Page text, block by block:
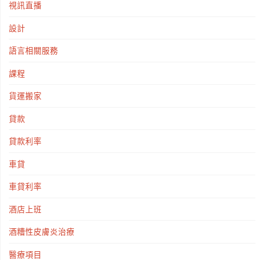
視訊直播
設計
語言相關服務
課程
貨運搬家
貸款
貸款利率
車貸
車貸利率
酒店上班
酒糟性皮膚炎治療
醫療項目